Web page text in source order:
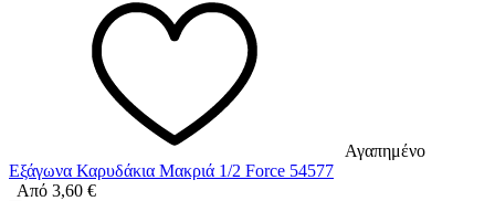
Αγαπημένο
Εξάγωνα Καρυδάκια Μακριά 1/2 Force 54577
Από 3,60 €